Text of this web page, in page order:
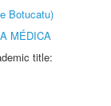
Botucatu)
MÉDICA
title: